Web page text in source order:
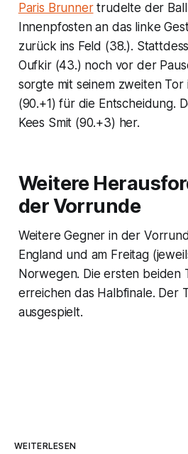
Paris Brunnertrudelte der
Innenpfosten an das linke
zurück ins Feld (38.).
Oufkir (43.) noch vor der
sorgte mit seinem zweiten
(90.+1) für die Entscheidung.
Kees Smit (90.+3) her.
Weitere
der Vorrunde
Weitere Gegner in der
England und am Freitag
Norwegen. Die ersten beiden
erreichen das Halbfinale. Der
ausgespielt.
WEITERLESEN